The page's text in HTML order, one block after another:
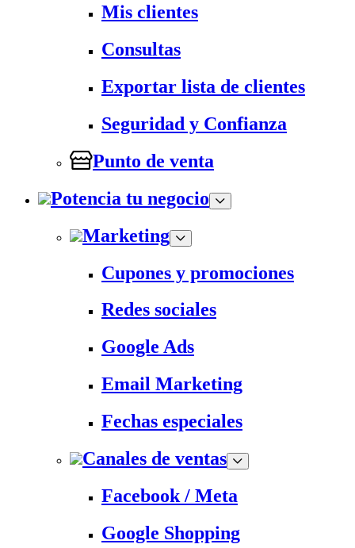
Mis clientes
Consultas
Exportar lista de clientes
Seguridad y Confianza
Punto de venta
Potencia tu negocio
Marketing
Cupones y promociones
Redes sociales
Google Ads
Email Marketing
Fechas especiales
Canales de ventas
Facebook / Meta
Google Shopping